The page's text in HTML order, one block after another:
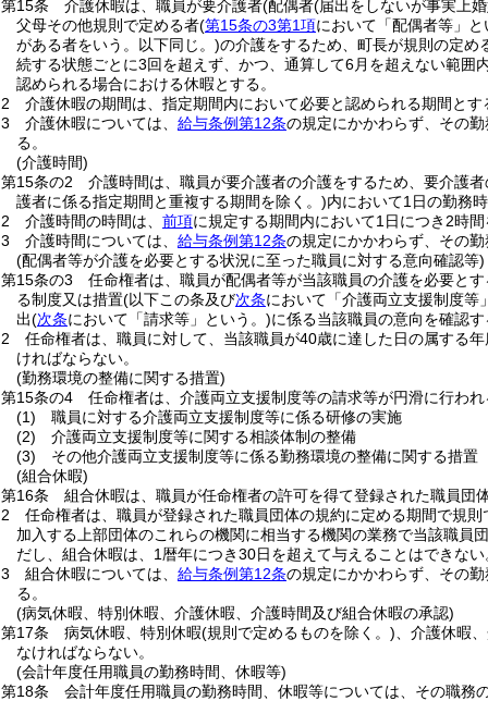
第15条
介護休暇は、職員が要介護者(配偶者(届出をしないが事実上
父母その他規則で定める者(第15条の3第1項において「配偶者等」と
がある者をいう。以下同じ。)の介護をするため、町長が規則の定
続する状態ごとに3回を超えず、かつ、通算して6月を超えない範囲
認められる場合における休暇とする。
2
介護休暇の期間は、指定期間内において必要と認められる期間とす
3
介護休暇については、 給与条例第12条の規定にかかわらず、その勤
る。
(介護時間)
第15条の2
介護時間は、職員が要介護者の介護をするため、要介護
護者に係る指定期間と重複する期間を除く。)内において1日の勤務
2
介護時間の時間は、 前項に規定する期間内において1日につき2時
3
介護時間については、 給与条例第12条の規定にかかわらず、その勤
(配偶者等が介護を必要とする状況に至った職員に対する意向確認等)
第15条の3
任命権者は、職員が配偶者等が当該職員の介護を必要と
る制度又は措置(以下この条及び次条において「介護両立支援制度等
出(次条において「請求等」という。)に係る当該職員の意向を確認
2
任命権者は、職員に対して、当該職員が40歳に達した日の属する年
ければならない。
(勤務環境の整備に関する措置)
第15条の4
任命権者は、介護両立支援制度等の請求等が円滑に行わ
(1)
職員に対する介護両立支援制度等に係る研修の実施
(2)
介護両立支援制度等に関する相談体制の整備
(3)
その他介護両立支援制度等に係る勤務環境の整備に関する措置
(組合休暇)
第16条
組合休暇は、職員が任命権者の許可を得て登録された職員団
2
任命権者は、職員が登録された職員団体の規約に定める期間で規
加入する上部団体のこれらの機関に相当する機関の業務で当該職員
だし、組合休暇は、1暦年につき30日を超えて与えることはできない
3
組合休暇については、 給与条例第12条の規定にかかわらず、その勤
る。
(病気休暇、特別休暇、介護休暇、介護時間及び組合休暇の承認)
第17条
病気休暇、特別休暇(規則で定めるものを除く。) 、介護休暇
なければならない。
(会計年度任用職員の勤務時間、休暇等)
第18条
会計年度任用職員の勤務時間、休暇等については、その職務